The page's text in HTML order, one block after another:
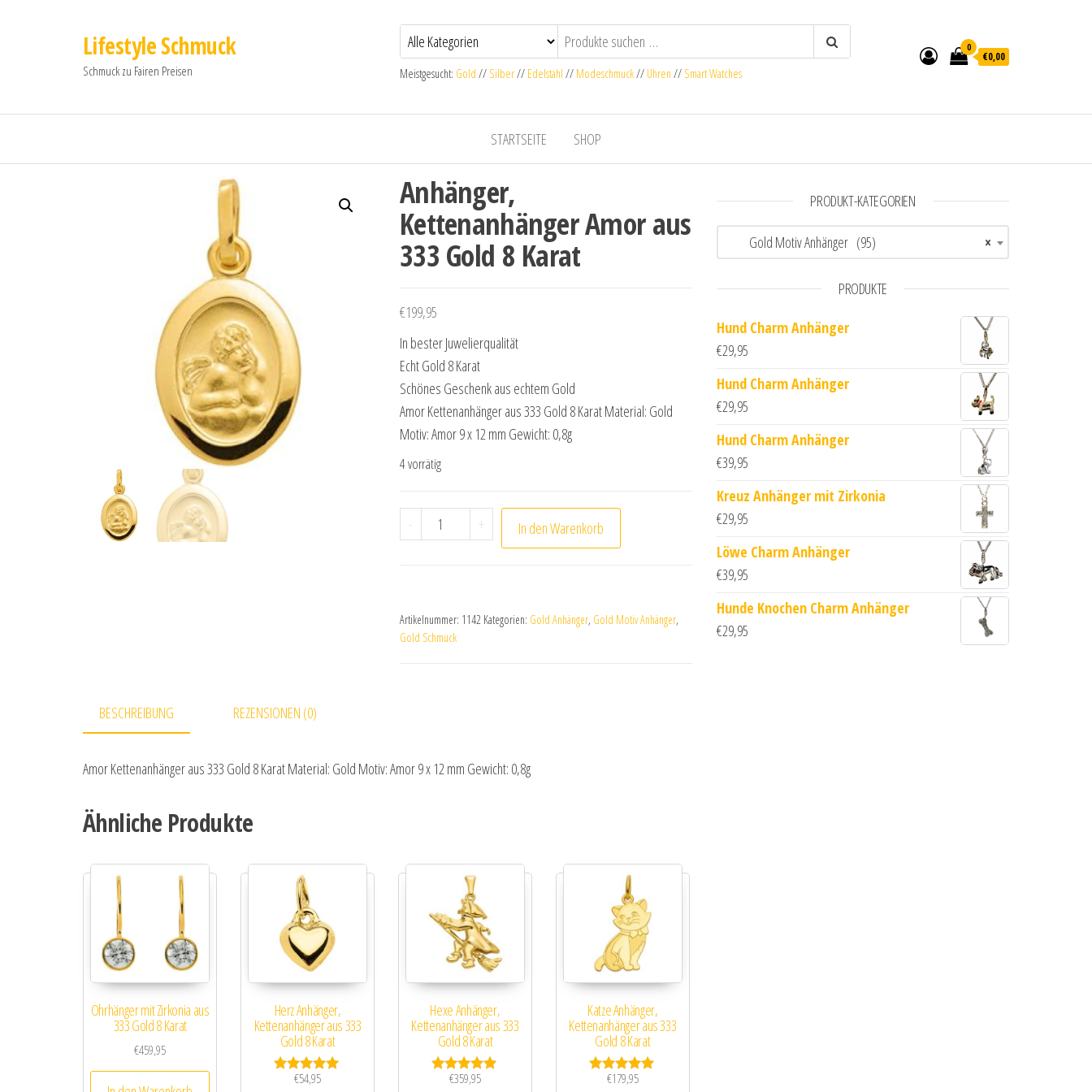
Lifestyle Schmuck
Schmuck zu Fairen Preisen Meistgesucht: Gold // Silber// Edelstahl // Modeschmuck// Uhren // Smart Watches
0
€0,00
STARTSEITE SHOP
Anhänger,
Kettenanhänger Amor aus
333 Gold 8 Karat
€199,95
In bester Juwelierqualität
Echt Gold 8 Karat
Schönes Geschenk aus echtem Gold
Amor Kettenanhänger aus 333 Gold 8 Karat Material: Gold
Motiv: Amor 9 x 12 mm Gewicht: 0,8g
4 vorrätig
- Anhänger, Kettenanhänger Amor aus 333 Gold 8 Karat Menge
+ In den Warenkorb
Artikelnummer: 1142 Kategorien: Gold Anhänger, Gold Motiv Anhänger,
Gold Schmuck
BESCHREIBUNG REZENSIONEN (0)
Amor Kettenanhänger aus 333 Gold 8 Karat Material: Gold Motiv: Amor 9 x 12 mm Gewicht: 0,8g
Ähnliche Produkte
Ohrhänger mit Zirkonia aus
333 Gold 8 Karat
€459,95
Herz Anhänger,
Kettenanhänger aus 333
Gold 8 Karat
Bewertet mit
€54,95
Hexe Anhänger,
Kettenanhänger aus 333
Gold 8 Karat
Bewertet mit
€359,95
Katze Anhänger,
Kettenanhänger aus 333
Gold 8 Karat
Bewertet mit
€179,95
PRODUKT-KATEGORIEN
×
Gold Motiv Anhänger (95)
PRODUKTE
Hund Charm Anhänger
€29,95
Hund Charm Anhänger
€29,95
Hund Charm Anhänger
€39,95
Kreuz Anhänger mit Zirkonia
€29,95
Löwe Charm Anhänger
€39,95
Hunde Knochen Charm Anhänger
€29,95